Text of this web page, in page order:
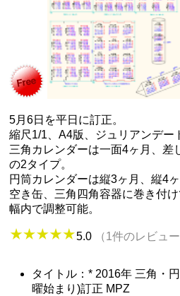
5月6日を平日に訂正。
縮尺1/1、A4版、ジュリアンデー
三角カレンダーは一面4ヶ月、差
の2タイプ。
円筒カレンダーは縦3ヶ月、縦4ヶ
空き缶、三角四角容器に巻き付
幅内で調整可能。
5.0 （1件のレビュー
タイトル：* 2016年 三角・
曜始まり)訂正 MPZ